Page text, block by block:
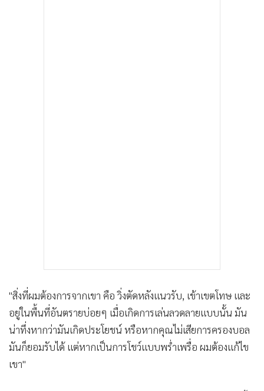
"สิ่งที่ผมต้องการจากเขา คือ วิ่งตัดหลังแนวรับ, เข้าเขตโทษ และ
อยู่ในพื้นที่อันตรายบ่อยๆ เมื่อเกิดการเล่นลวดลายแบบนั้น มัน
น่าทึ่งหากว่ามันเกิดประโยชน์ หรือหากคุณไม่เสียการครองบอล
มันก็ยอมรับได้ แต่หากเป็นการโชว์แบบพร่ำเพรื่อ ผมต้องแก้ไข
เขา"